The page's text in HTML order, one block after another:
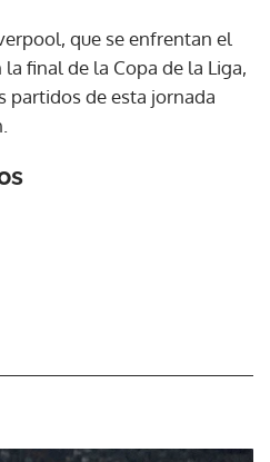
que se enfrentan el
final de la Copa de la Liga,
partidos de esta jornada